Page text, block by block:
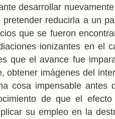
desarrollar
pretender reducirla a un
que se fueron
ionizantes en el
que el avance fue
obtener imágenes del
cosa impensable antes
de que el
su empleo en la